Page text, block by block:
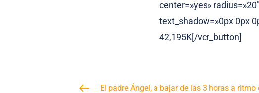
center=»yes»
text_shadow=»0px 0px
42,195K[/vcr_button]
El padre Ángel, a bajar de las 3 horas a ritmo